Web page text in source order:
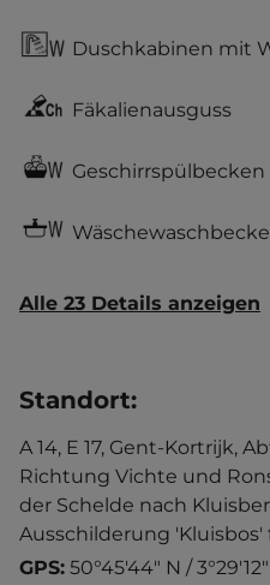
Duschkabinen mit
Fäkalienausguss
Alle 23 Details anzeigen
Standort:
A 14, E 17, Gent-Kortrijk,
Richtung Vichte und
der Schelde nach
Ausschilderung 'Kluisbos'
GPS: 50°45'44" N /